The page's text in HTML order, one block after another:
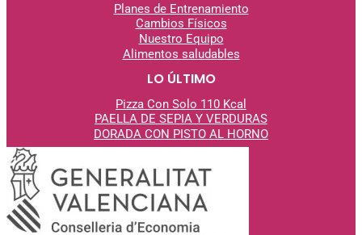
Planes de Entrenamiento
Cambios Físicos
Nuestro Equipo
Alimentos saludables
LO ÚLTIMO
Pizza Con Solo 110 Kcal
PAELLA DE SEPIA Y VERDURAS
DORADA CON PISTO AL HORNO